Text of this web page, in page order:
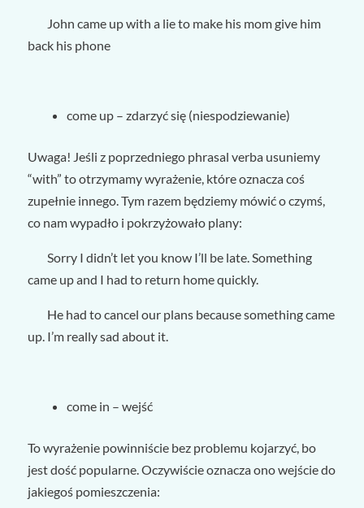
John came up with a lie to make his mom give him
back his phone
come up – zdarzyć się (niespodziewanie)
Uwaga! Jeśli z poprzedniego phrasal verba usuniemy
“with” to otrzymamy wyrażenie, które oznacza coś
zupełnie innego. Tym razem będziemy mówić o czymś,
co nam wypadło i pokrzyżowało plany:
Sorry I didn’t let you know I’ll be late. Something
came up and I had to return home quickly.
He had to cancel our plans because something came
up. I’m really sad about it.
come in – wejść
To wyrażenie powinniście bez problemu kojarzyć, bo
jest dość popularne. Oczywiście oznacza ono wejście do
jakiegoś pomieszczenia: